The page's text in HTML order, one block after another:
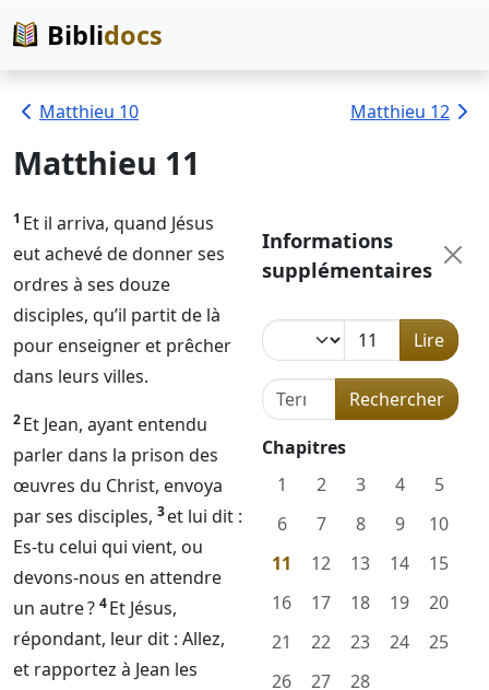
Biblidocs
Matthieu 10 Matthieu 12
Matthieu 11
1 Et il arriva, quand Jésus
eut achevé de donner ses
ordres à ses douze
disciples, qu’il partit de là
pour enseigner et prêcher
dans leurs villes.
2Et Jean, ayant entendu
parler dans la prison des
œuvres du Christ, envoya
par ses disciples, 3et lui dit :
Es-tu celui qui vient, ou
devons-nous en attendre
un autre ? 4Et Jésus,
répondant, leur dit : Allez,
et rapportez à Jean les
Informations
supplémentaires
Lire
Terme de recherche dans
Rechercher
Chapitres
1
2 3 4
5
6
7 8 9
10
11
12 13 14
15
16
17 18 19
20
21
22 23 24
25
26
27
28